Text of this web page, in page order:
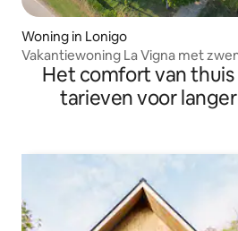
Woning in Lonigo
Vakantiewoning La Vigna met
Het comfort van
tarieven voor